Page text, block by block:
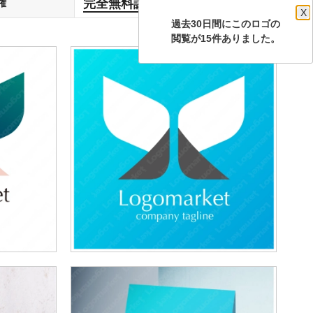
過去30日間にこのロゴの
X
閲覧が15件ありました。